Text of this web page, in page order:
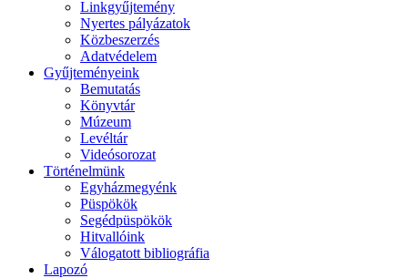
Linkgyűjtemény
Nyertes pályázatok
Közbeszerzés
Adatvédelem
Gyűjteményeink
Bemutatás
Könyvtár
Múzeum
Levéltár
Videósorozat
Történelmünk
Egyházmegyénk
Püspökök
Segédpüspökök
Hitvallóink
Válogatott bibliográfia
Lapozó